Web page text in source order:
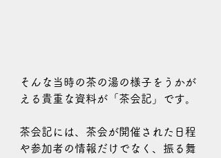
そんな当時の茶の湯の様子をうかが
える貴重な資料が「茶会記」です。
茶会記には、茶会が開催された日程
や参加者の情報だけでなく、振る舞